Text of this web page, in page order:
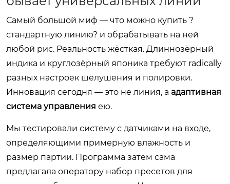
Самый большой миф — что можно купить ?
стандартную линию? и обрабатывать на ней
любой рис. Реальность жёсткая. Длиннозёрный
индика и круглозёрный японика требуют radically
разных настроек шелушения и полировки.
Инновация сегодня — это не линия, а адаптивная
система управления ею.
Мы тестировали систему с датчиками на входе,
определяющими примерную влажность и
размер партии. Программа затем сама
предлагала оператору набор пресетов для